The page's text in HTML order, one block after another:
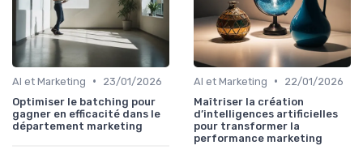
AI et Marketing •
23/01/2026
Optimiser le batching pour
gagner en efficacité dans le
département marketing
AI et Marketing •
22/01/2026
Maîtriser la création
d’intelligences artificielles
pour transformer la
performance marketing